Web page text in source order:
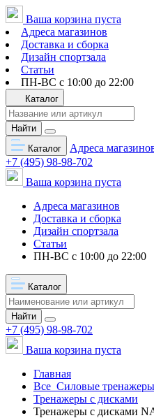
Ваша корзина пуста
Адреса магазинов
Доставка и сборка
Дизайн спортзала
Статьи
ПН-ВС с 10:00 до 22:00
Каталог
Найти
Каталог
Адреса
+7 (495) 98-98-702
Ваша корзина пуста
Адреса магазинов
Доставка и сборка
Дизайн спортзала
Статьи
ПН-ВС с 10:00 до 22:00
Каталог
Найти
+7 (495) 98-98-702
Ваша корзина пуста
Главная
Все Силовые тренажеры
Тренажеры с дисками
Тренажеры с дисками